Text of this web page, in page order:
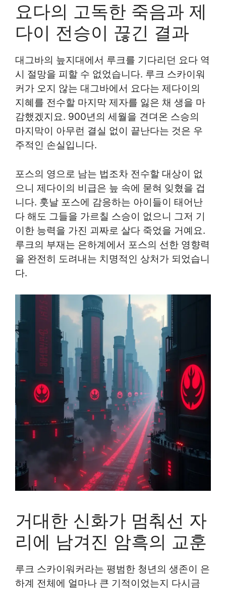
요다의 고독한 죽음과 제
다이 전승이 끊긴 결과
대그바의 늪지대에서 루크를 기다리던 요다 역
시 절망을 피할 수 없었습니다. 루크 스카이워
커가 오지 않는 대그바에서 요다는 제다이의
지혜를 전수할 마지막 제자를 잃은 채 생을 마
감했겠지요. 900년의 세월을 견뎌온 스승의
마지막이 아무런 결실 없이 끝난다는 것은 우
주적인 손실입니다.
포스의 영으로 남는 법조차 전수할 대상이 없
으니 제다이의 비급은 늪 속에 묻혀 잊혔을 겁
니다. 훗날 포스에 감응하는 아이들이 태어난
다 해도 그들을 가르칠 스승이 없으니 그저 기
이한 능력을 가진 괴짜로 살다 죽었을 거예요.
루크의 부재는 은하계에서 포스의 선한 영향력
을 완전히 도려내는 치명적인 상처가 되었습니
다.
거대한 신화가 멈춰선 자
리에 남겨진 암흑의 교훈
루크 스카이워커라는 평범한 청년의 생존이 은
하계 전체에 얼마나 큰 기적이었는지 다시금